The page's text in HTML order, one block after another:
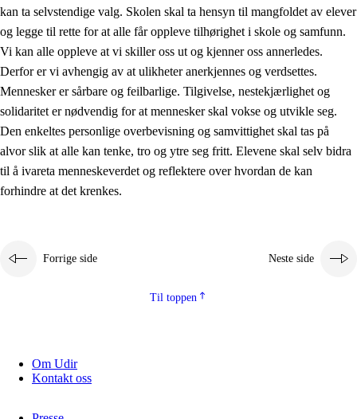
kan ta selvstendige valg. Skolen skal ta hensyn til mangfoldet av elever
og legge til rette for at alle får oppleve tilhørighet i skole og samfunn.
Vi kan alle oppleve at vi skiller oss ut og kjenner oss annerledes.
Derfor er vi avhengig av at ulikheter anerkjennes og verdsettes.
Mennesker er sårbare og feilbarlige. Tilgivelse, nestekjærlighet og
solidaritet er nødvendig for at mennesker skal vokse og utvikle seg.
Den enkeltes personlige overbevisning og samvittighet skal tas på
alvor slik at alle kan tenke, tro og ytre seg fritt. Elevene skal selv bidra
til å ivareta menneskeverdet og reflektere over hvordan de kan
forhindre at det krenkes.
Forrige side Neste side
Til toppen
Om Udir
Kontakt oss